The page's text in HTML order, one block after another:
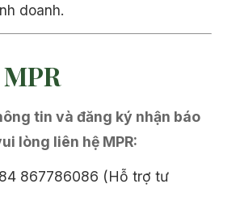
doanh.
tin và đăng ký nhận báo
lòng liên hệ MPR:
867786086 (Hỗ trợ tư